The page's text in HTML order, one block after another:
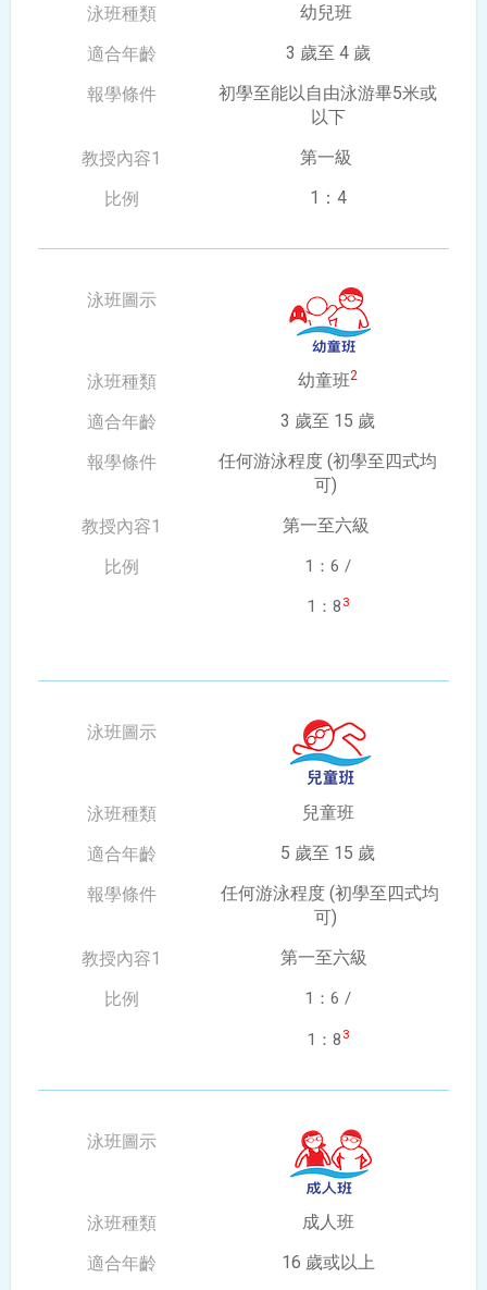
幼兒班
3 歲至 4 歲
初學至能以自由泳游畢5米或
以下
第一級
1：4
幼童班2
3 歲至 15 歲
任何游泳程度(初學至四式均
可)
第一至六級
1：6 /
1：8 3
兒童班
5 歲至 15 歲
任何游泳程度(初學至四式均
可)
第一至六級
1：6 /
1：8 3
成人班
16 歲或以上